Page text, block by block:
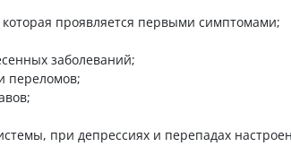
проявляется первыми симптомами;
заболеваний;
переломов;
при депрессиях и перепадах